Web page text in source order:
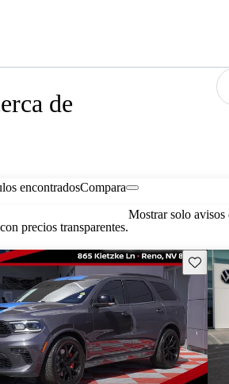
de
encontradosCompara
precios transparentes.
Mostrar solo avisos
Guarda